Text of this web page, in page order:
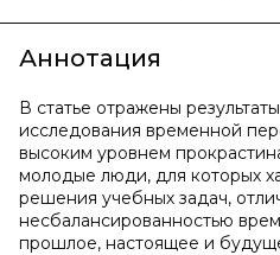
Аннотация
В статье отражены
исследования временной
высоким уровнем
молодые люди, для которых
решения учебных задач,
несбалансированностью
прошлое, настоящее и